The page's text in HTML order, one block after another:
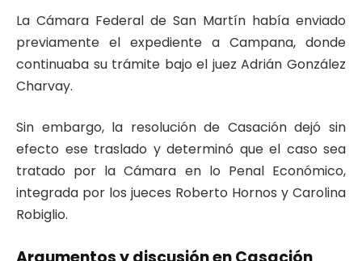
La Cámara Federal de San Martín había enviado
previamente el expediente a Campana, donde
continuaba su trámite bajo el juez Adrián González
Charvay.
Sin embargo, la resolución de Casación dejó sin
efecto ese traslado y determinó que el caso sea
tratado por la Cámara en lo Penal Económico,
integrada por los jueces Roberto Hornos y Carolina
Robiglio.